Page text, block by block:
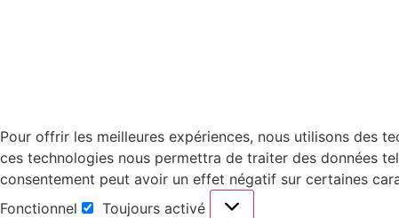
Pour offrir les meilleures expériences, nous utilisons des
ces technologies nous permettra de traiter des données
consentement peut avoir un effet négatif sur certaines
Fonctionnel
Toujours activé